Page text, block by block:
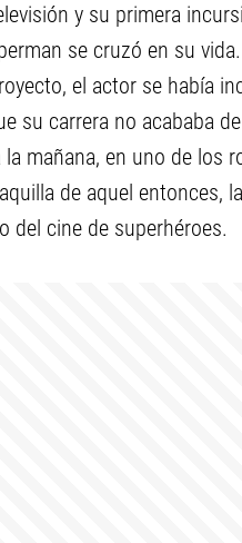
y su primera
se cruzó en su vida.
el actor se había
su carrera no acababa
mañana, en uno de los
de aquel entonces,
del cine de superhéroes.